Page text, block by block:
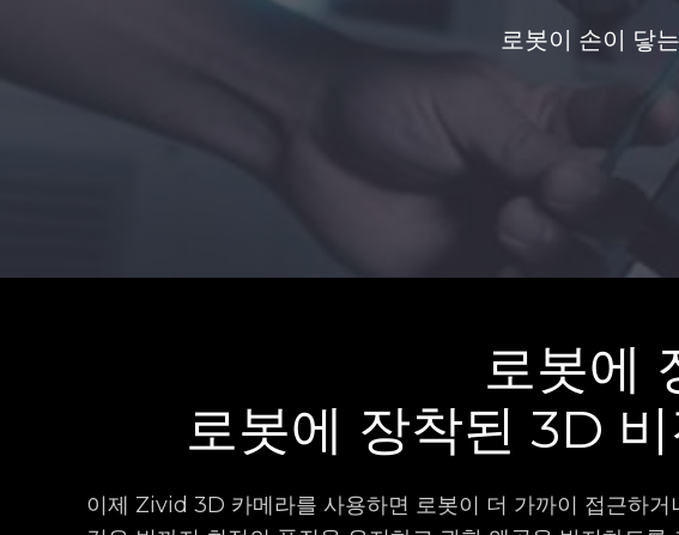
로봇이 손이 닿
로봇에
로봇에 장착된 3D
이제 Zivid 3D 카메라를 사용하면 로봇이 더 가까이 접근하